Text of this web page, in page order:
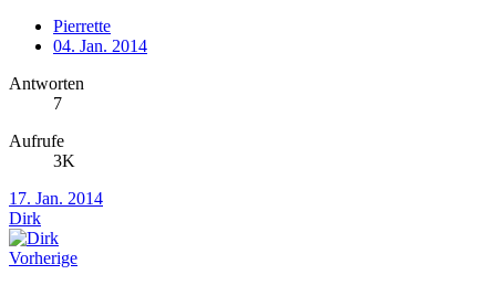
Pierrette
04. Jan. 2014
Antworten
7
Aufrufe
3K
17. Jan. 2014
Dirk
Vorherige